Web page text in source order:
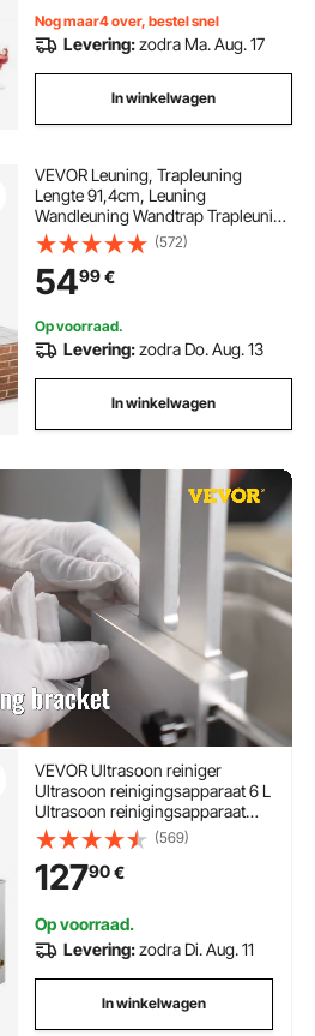
Nog maar4 over, bestel snel
Levering:zodra Ma. Aug. 17
In winkelwagen
VEVOR Leuning, Trapleuning
Lengte 91,4cm, Leuning
Wandleuning Wandtrap Trapleuning
Hoogte 86,4cm, Roestvrij Staal met
Metalen Pluggen, Banister Rail
Support Kit Gepolijst RVS Voor
Binnen en Buiten
(572)
5499€
Op voorraad.
Levering:zodra Do. Aug. 13
In winkelwagen
VEVOR Ultrasoon reiniger
Ultrasoon reinigingsapparaat 6 L
Ultrasoon reinigingsapparaat
voor platen 180 W Instelbare tijd,
platenreiniger RVS 40 KHz
reinigingsapparaat
(569)
12790€
Op voorraad.
Levering:zodra Di. Aug. 11
In winkelwagen